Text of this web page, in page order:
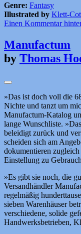
Genre: Fantasy
Illustrated by Klett-
Einen Kommentar
Manufactum
by Thomas
»Das ist doch voll die
Nichte und tanzt um
Manufactum-Katalog
lange Wunschliste.
beleidigt zurück und
scheiden sich am
dokumentieren
Einstellung zu
»Es gibt sie noch, die
Versandhändler
regelmäßig
sieben Warenhäuser
verschiedene, solide
Handwerksbetrieben,